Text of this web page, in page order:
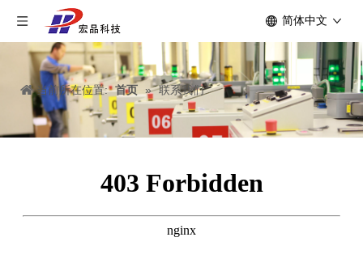
简体中文
当前所在位置: 首页 » 联系我们